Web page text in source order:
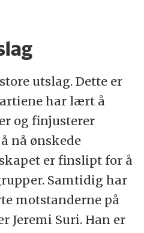
utslag. Dette er
har lært å
og finjusterer
nå ønskede
er finslipt for å
Samtidig har
motstanderne på
Jeremi Suri. Han er